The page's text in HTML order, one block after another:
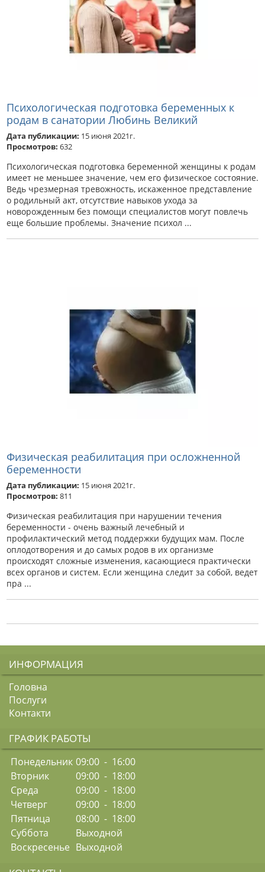
Психологическая подготовка беременных к
родам в санатории Любинь Великий
Дата публикации: 15 июня 2021г.
Просмотров: 632
Психологическая подготовка беременной женщины к родам
имеет не меньшее значение, чем его физическое состояние.
Ведь чрезмерная тревожность, искаженное представление
о родильный акт, отсутствие навыков ухода за
новорожденным без помощи специалистов могут повлечь
еще большие проблемы. Значение психол ...
Физическая реабилитация при осложненной
беременности
Дата публикации: 15 июня 2021г.
Просмотров: 811
Физическая реабилитация при нарушении течения
беременности - очень важный лечебный и
профилактический метод поддержки будущих мам. После
оплодотворения и до самых родов в их организме
происходят сложные изменения, касающиеся практически
всех органов и систем. Если женщина следит за собой, ведет
пра ...
ИНФОРМАЦИЯ
Головна
Послуги
Контакти
ГРАФИК РАБОТЫ
Понедельник 09:00 - 16:00
Вторник
09:00 - 18:00
Среда
09:00 - 18:00
Четверг
09:00 - 18:00
Пятница
08:00 - 18:00
Суббота
Выходной
Воскресенье Выходной